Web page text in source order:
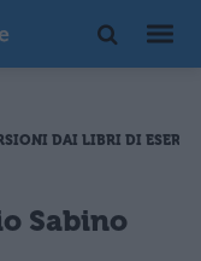
DAI LIBRI DI
Sabino